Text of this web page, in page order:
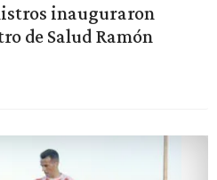
inauguraron
de Salud Ramón